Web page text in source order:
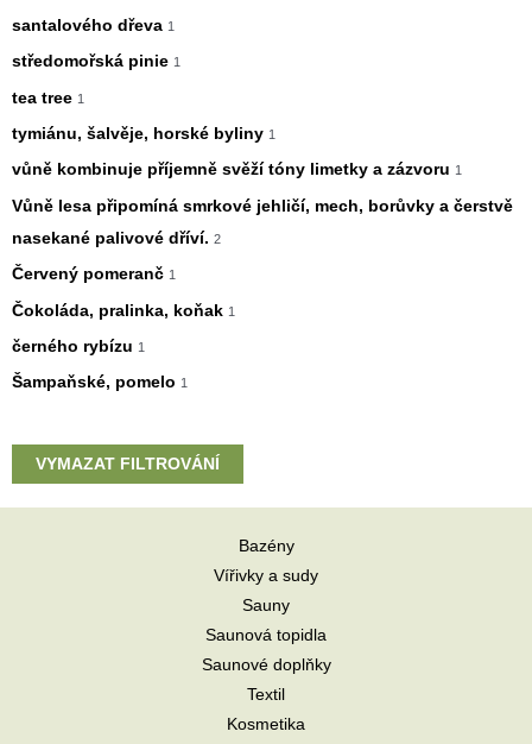
santalového dřeva 1
středomořská pinie 1
tea tree 1
tymiánu, šalvěje, horské byliny 1
vůně kombinuje příjemně svěží tóny limetky a zázvoru 1
Vůně lesa připomíná smrkové jehličí, mech, borůvky a čerstvě
nasekané palivové dříví. 2
Červený pomeranč 1
Čokoláda, pralinka, koňak 1
černého rybízu 1
Šampaňské, pomelo 1
VYMAZAT FILTROVÁNÍ
Bazény
Vířivky a sudy
Sauny
Saunová topidla
Saunové doplňky
Textil
Kosmetika